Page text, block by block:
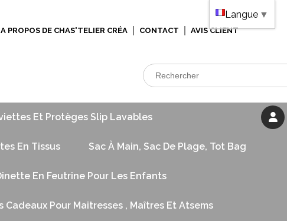
A PROPOS DE CHAS'TELIER CRÉA CONTACT AVIS CLIENT
Et Protèges Slip Lavables
En Tissus Sac À Main, Sac De Plage, Tot Bag
En Feutrine Pour Les Enfants
Cadeaux Pour Maitresses , Maîtres Et Atsems
Langue ▼